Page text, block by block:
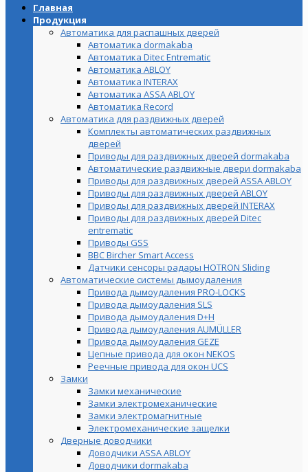
Главная
Продукция
Автоматика для распашных дверей
Автоматика dormakaba
Автоматика Ditec Entrematic
Автоматика ABLOY
Автоматика INTERAX
Автоматика ASSA ABLOY
Автоматика Record
Автоматика для раздвижных дверей
Комплекты автоматических раздвижных
дверей
Приводы для раздвижных дверей dormakaba
Автоматические раздвижные двери dormakaba
Приводы для раздвижных дверей ASSA ABLOY
Приводы для раздвижных дверей ABLOY
Приводы для раздвижных дверей INTERAX
Приводы для раздвижных дверей Ditec
entrematic
Приводы GSS
BBC Bircher Smart Access
Датчики сенсоры радары HOTRON Sliding
Автоматические системы дымоудаления
Привода дымоудаления PRO-LOCKS
Привода дымоудаления SLS
Привода дымоудаления D+H
Привода дымоудаления AUMÜLLER
Привода дымоудаления GEZE
Цепные привода для окон NEKOS
Реечные привода для окон UСS
Замки
Замки механические
Замки электромеханические
Замки электромагнитные
Электромеханические защелки
Дверные доводчики
Доводчики ASSA ABLOY
Доводчики dormakaba